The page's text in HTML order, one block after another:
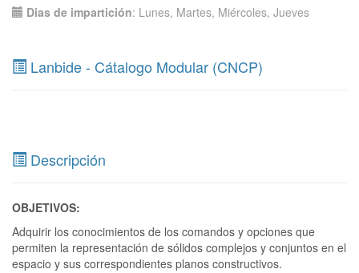
Dias de impartición: Lunes, Martes, Miércoles, Jueves
Lanbide - Cátalogo Modular (CNCP)
Descripción
OBJETIVOS:
Adquirir los conocimientos de los comandos y opciones que
permiten la representación de sólidos complejos y conjuntos en el
espacio y sus correspondientes planos constructivos.